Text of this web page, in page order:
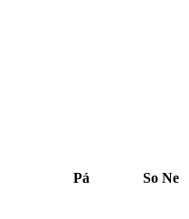
Pá So Ne